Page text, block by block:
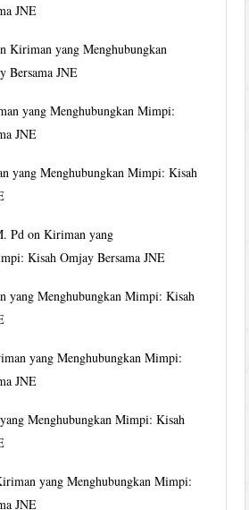
JNE
Kiriman yang Menghubungkan
Bersama JNE
yang Menghubungkan Mimpi:
JNE
yang Menghubungkan Mimpi: Kisah
Pd onKiriman yang
Kisah Omjay Bersama JNE
yang Menghubungkan Mimpi: Kisah
yang Menghubungkan Mimpi:
JNE
Menghubungkan Mimpi: Kisah
yang Menghubungkan Mimpi:
JNE